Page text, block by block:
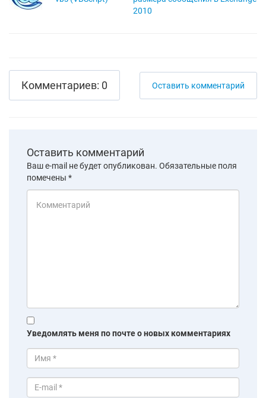
2010
Комментариев: 0 Оставить комментарий
Оставить комментарий
Ваш e-mail не будет опубликован. Обязательные поля
помечены *
Уведомлять меня по почте о новых комментариях